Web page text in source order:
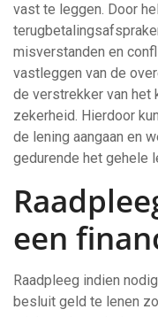
vast te leggen. Door
misverstanden en
vastleggen van de
de verstrekker van het
zekerheid. Hierdoor
de lening aangaan en
gedurende het gehele
een
Raadpleeg indien
besluit geld te lenen